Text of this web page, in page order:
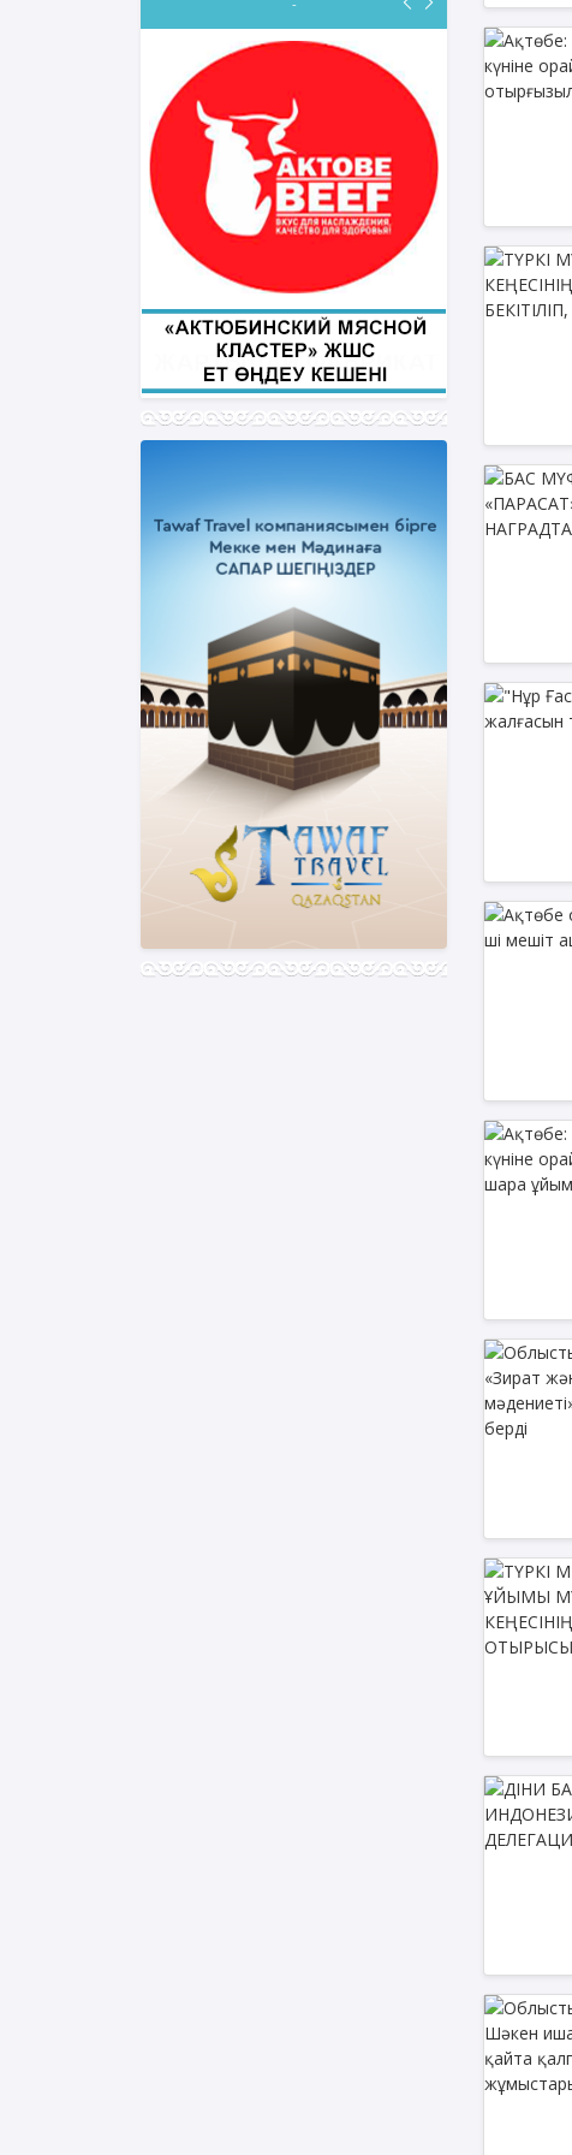
ФИҚҺ ДӘРІСТЕРІ
Нұрбол Смағұлов
""Нұр Ғасыр" облыстық мешітінің
наиб имамы
ТІКЕЛЕЙ ЭФИРДЕ
Аптаның сәрсенбі күндері сағат
21:00 (Ақтөбе уақытымен)
Біздің nur_gasyr Instagram
парақшамызда